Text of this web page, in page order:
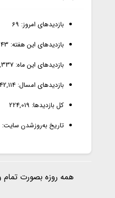
بازدیدهای امروز: 69
بازدیدهای این هفته:
بازدیدهای این ماه:
بازدیدهای امسال: 42,114
کل بازدیدها: 224,019
تاریخ به‌روزشدن سایت:
همه روزه بصورت